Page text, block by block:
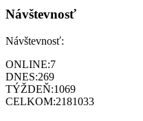
Návštevnosť
Návštevnosť:
ONLINE:7
DNES:269
TÝŽDEŇ:1069
CELKOM:2181033